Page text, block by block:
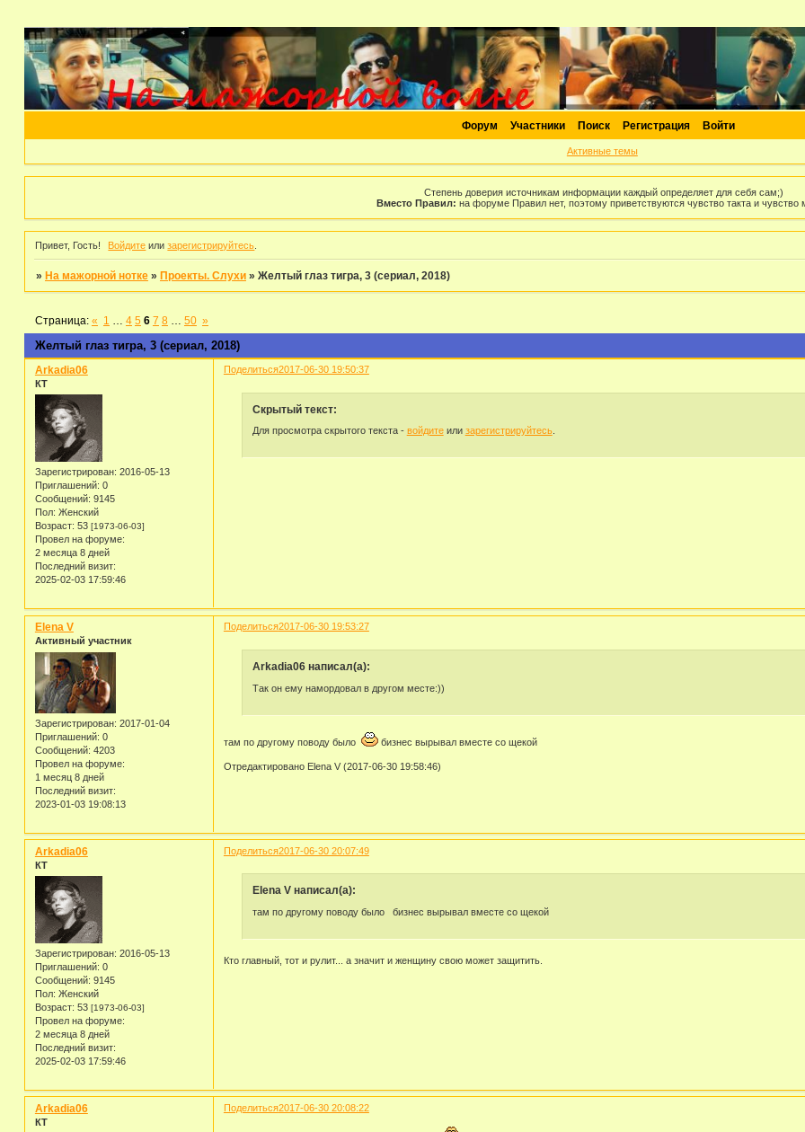
Форум Участники Поиск Регистрация Войти
Активные темы
Степень доверия источникам информации каждый определяет для себя сам;)
Вместо Правил: на форуме Правил нет, поэтому приветствуются чувство такта и чувство
Привет, Гость! Войдите илизарегистрируйтесь
» На мажорной нотке » Проекты. Слухи » Желтый глаз тигра, 3 (сериал, 2018)
Желтый глаз тигра, 3 (сериал, 2018)
Страница: « 1 … 4 5 6 7 8 … 50 »
Поделиться2017-06-30 19:50:37
Arkadia06
КТ
Зарегистрирован: 2016-05-13
Приглашений: 0
Сообщений: 9145
Пол: Женский
Возраст: 53 [1973-06-03]
Провел на форуме:
2 месяца 8 дней
Последний визит:
2025-02-03 17:59:46
Скрытый текст:
Для просмотра скрытого текста - войдитеили зарегистрируйтесь.
Поделиться2017-06-30 19:53:27
Elena V
Активный участник
Зарегистрирован: 2017-01-04
Приглашений: 0
Сообщений: 4203
Провел на форуме:
1 месяц 8 дней
Последний визит:
2023-01-03 19:08:13
Arkadia06 написал(а):
Так он ему намордовал в другом месте:))
там по другому поводу было бизнес вырывал вместе со щекой
Отредактировано Elena V (2017-06-30 19:58:46)
Поделиться2017-06-30 20:07:49
Arkadia06
КТ
Зарегистрирован: 2016-05-13
Приглашений: 0
Сообщений: 9145
Пол: Женский
Возраст: 53 [1973-06-03]
Провел на форуме:
2 месяца 8 дней
Последний визит:
2025-02-03 17:59:46
Elena V написал(а):
там по другому поводу было бизнес вырывал вместе со щекой
Кто главный, тот и рулит... а значит и женщину свою может защитить.
Поделиться2017-06-30 20:08:22
Arkadia06
КТ